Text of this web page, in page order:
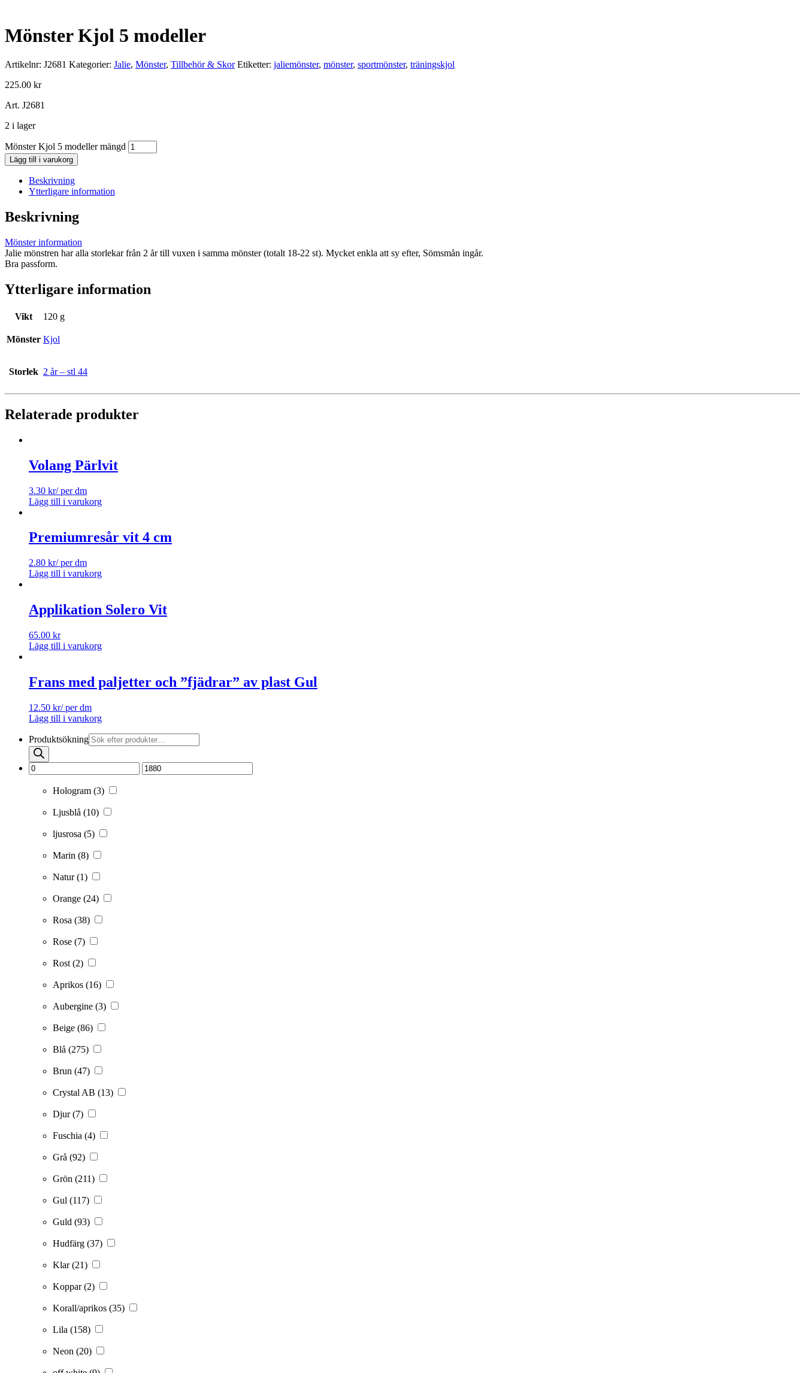
Mönster Kjol 5 modeller
Artikelnr: J2681 Kategorier: Jalie, Mönster, Tillbehör & Skor Etiketter: jaliemönster, mönster, sportmönster, träningskjol
225.00 kr
Art. J2681
2 i lager
Mönster Kjol 5 modeller mängd
Lägg till i varukorg
Beskrivning
Ytterligare information
Beskrivning
Mönster information
Jalie mönstren har alla storlekar från 2 år till vuxen i samma mönster (totalt 18-22 st). Mycket enkla att sy efter, Sömsmån ingår.
Bra passform.
Ytterligare information
Vikt 120 g
Mönster Kjol
Storlek 2 år – stl 44
Relaterade produkter
Volang Pärlvit
3.30 kr/ per dm
Lägg till i varukorg
Premiumresår vit 4 cm
2.80 kr/ per dm
Lägg till i varukorg
Applikation Solero Vit
65.00 kr
Lägg till i varukorg
Frans med paljetter och ”fjädrar” av plast Gul
12.50 kr/ per dm
Lägg till i varukorg
Produktsökning
Hologram (3)
Ljusblå (10)
ljusrosa (5)
Marin (8)
Natur(1)
Orange (24)
Rosa (38)
Rose (7)
Rost (2)
Aprikos (16)
Aubergine (3)
Beige (86)
Blå (275)
Brun (47)
Crystal AB (13)
Djur(7)
Fuschia (4)
Grå (92)
Grön (211)
Gul (117)
Guld (93)
Hudfärg (37)
Klar(21)
Koppar(2)
Korall/aprikos (35)
Lila (158)
Neon (20)